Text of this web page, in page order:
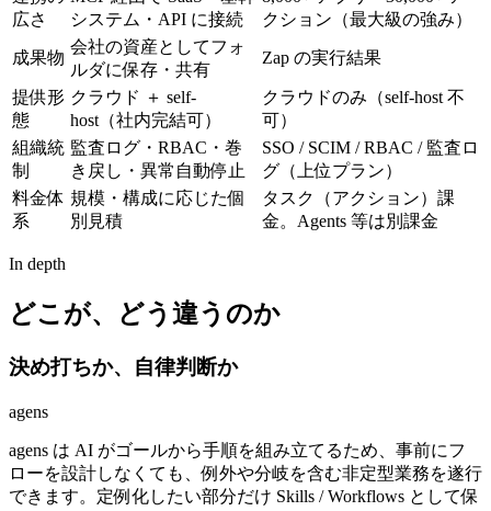
広さ
システム・API に接続
クション（最大級の強み）
成果物
会社の資産としてフォ
ルダに保存・共有
Zap の実行結果
提供形
態
クラウド ＋ self-
host（社内完結可）
クラウドのみ（self-host 不
可）
組織統
制
監査ログ・RBAC・巻
き戻し・異常自動停止
SSO / SCIM / RBAC / 監査ロ
グ（上位プラン）
料金体
系
規模・構成に応じた個
別見積
タスク（アクション）課
金。Agents 等は別課金
In depth
どこが、どう違うのか
決め打ちか、自律判断か
agens
agens は AI がゴールから手順を組み立てるため、事前にフ
ローを設計しなくても、例外や分岐を含む非定型業務を遂行
できます。定例化したい部分だけ Skills / Workflows として保